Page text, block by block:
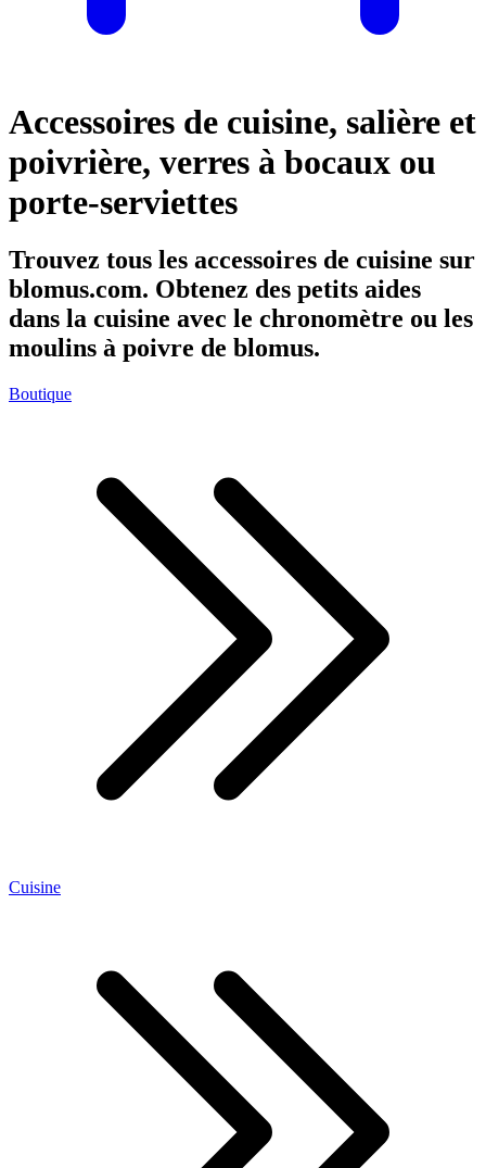
Accessoires de cuisine, salière et
poivrière, verres à bocaux ou
porte-serviettes
Trouvez tous les accessoires de cuisine sur
blomus.com. Obtenez des petits aides
dans la cuisine avec le chronomètre ou les
moulins à poivre de blomus.
Boutique
Cuisine